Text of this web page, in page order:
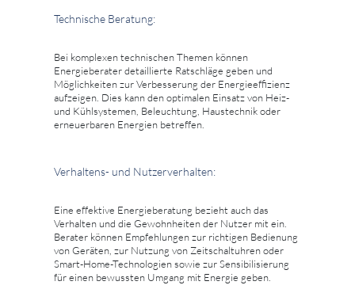
Technische Beratung:
Bei komplexen technischen Themen können
Energieberater detaillierte Ratschläge geben und
Möglichkeiten zur Verbesserung der Energieeffizienz
aufzeigen. Dies kann den optimalen Einsatz von Heiz-
und Kühlsystemen, Beleuchtung, Haustechnik oder
erneuerbaren Energien betreffen.
Verhaltens- und Nutzerverhalten:
Eine effektive Energieberatung bezieht auch das
Verhalten und die Gewohnheiten der Nutzer mit ein.
Berater können Empfehlungen zur richtigen Bedienung
von Geräten, zur Nutzung von Zeitschaltuhren oder
Smart-Home-Technologien sowie zur Sensibilisierung
für einen bewussten Umgang mit Energie geben.